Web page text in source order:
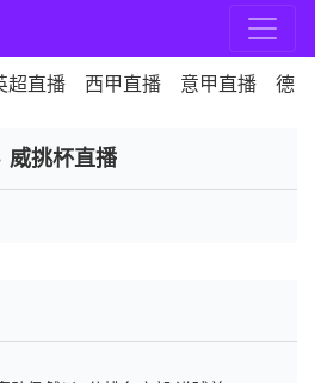
超直播 西甲直播 意甲直播 德
威挑杯直播